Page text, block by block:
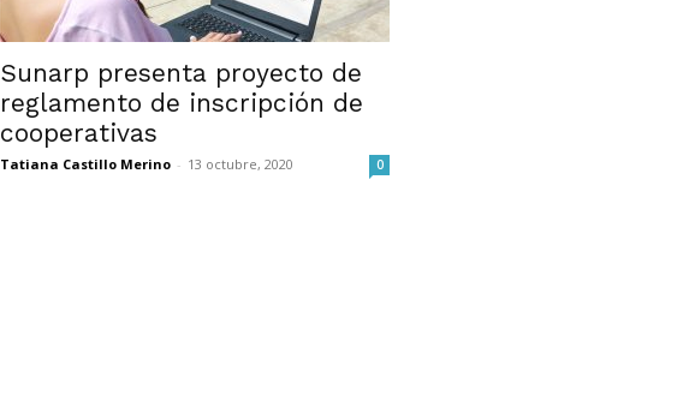
Sunarp presenta proyecto de
reglamento de inscripción de
cooperativas
Tatiana Castillo Merino - 13 octubre, 2020 0